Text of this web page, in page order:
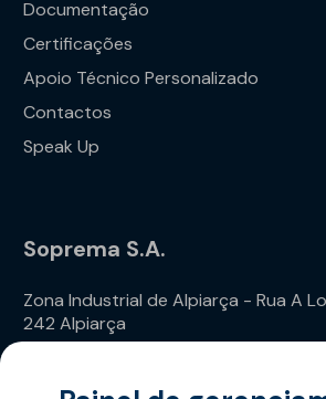
Documentação
Certificações
Apoio Técnico Personalizado
Contactos
Speak Up
Soprema S.A.
Zona Industrial de Alpiarça - Rua A
242 Alpiarça